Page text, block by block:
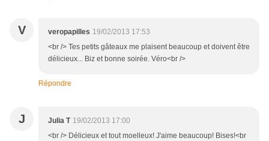
V veropapilles 19/02/2013 17:53
<br /> Tes petits gâteaux me plaisent beaucoup et doivent être
délicieux... Biz et bonne soirée. Véro<br />
Répondre
J Julia T 19/02/2013 17:00
<br /> Délicieux et tout moelleux! J'aime beaucoup! Bises!<br